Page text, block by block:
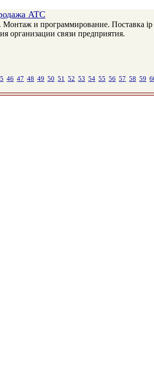
АТС
Монтаж и программирование. Поставка
организации связи предприятия.
46 47 48 49 50 51 52 53 54 55 56 57 58 59